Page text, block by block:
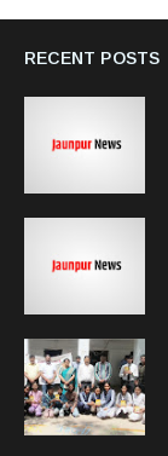
RECENT POSTS